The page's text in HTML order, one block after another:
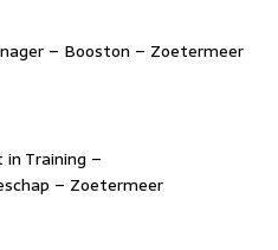
– Booston – Zoetermeer
Training –
– Zoetermeer